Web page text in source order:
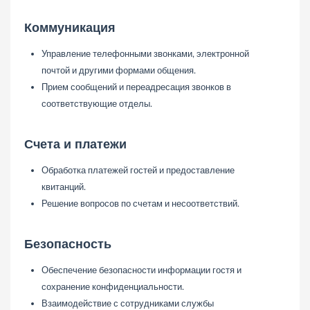
Коммуникация
Управление телефонными звонками, электронной
почтой и другими формами общения.
Прием сообщений и переадресация звонков в
соответствующие отделы.
Счета и платежи
Обработка платежей гостей и предоставление
квитанций.
Решение вопросов по счетам и несоответствий.
Безопасность
Обеспечение безопасности информации гостя и
сохранение конфиденциальности.
Взаимодействие с сотрудниками службы